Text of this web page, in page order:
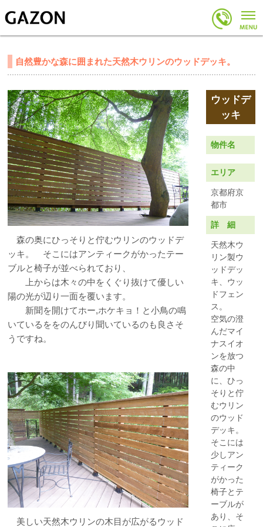
自然豊かな森に囲まれた天然木ウリンのウッドデッキ。
森の奥にひっそりと佇むウリンのウッドデ
ッキ。 そこにはアンティークがかったテー
ブルと椅子が並べられており、
上からは木々の中をくぐり抜けて優しい
陽の光が辺り一面を覆います。
新聞を開けてホー,ホケキョ！と小鳥の鳴
いているををのんびり聞いているのも良さそ
うですね。
美しい天然木ウリンの木目が広がるウッド
物件名
エリア
京都府京
都市
詳 細
天然木ウ
リン製ウ
ッドデッ
キ、ウッ
ドフェン
ス。
空気の澄
んだマイ
ナスイオ
ンを放つ
森の中
に、ひっ
そりと佇
むウリン
のウッド
デッキ。
そこには
少しアン
ティーク
がかった
椅子とテ
ーブルが
あり、そ